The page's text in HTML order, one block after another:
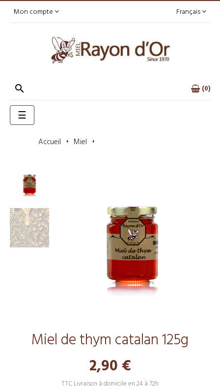
Français
Mon compte
 0
Basculer
la
navigation
☰
Accueil Miel
Miel de thym catalan 125g
2,90 €
TTCLivraison à domicile en 24 à 72h